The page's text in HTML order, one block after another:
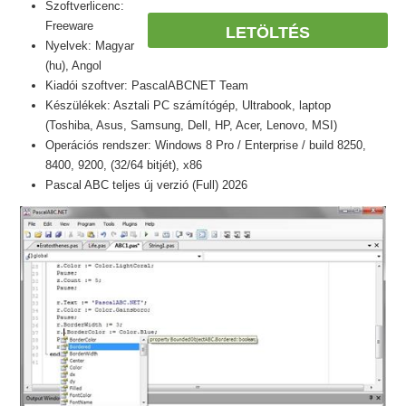
LETÖLTÉS
Szoftverlicenc:
Freeware
Nyelvek: Magyar
(hu), Angol
Kiadói szoftver: PascalABCNET Team
Készülékek: Asztali PC számítógép, Ultrabook, laptop
(Toshiba, Asus, Samsung, Dell, HP, Acer, Lenovo, MSI)
Operációs rendszer: Windows 8 Pro / Enterprise / build 8250,
8400, 9200, (32/64 bitjét), x86
Pascal ABC teljes új verzió (Full) 2026